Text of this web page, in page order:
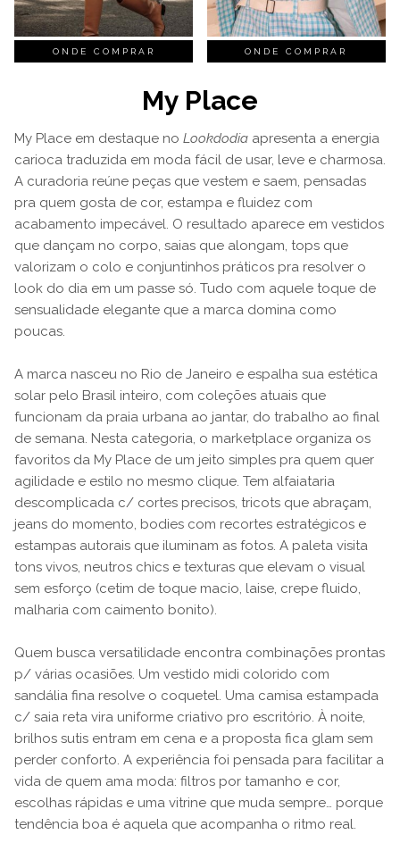
ONDE COMPRAR ONDE COMPRAR
My Place
My Place em destaque no Lookdodia apresenta a energia
carioca traduzida em moda fácil de usar, leve e charmosa.
A curadoria reúne peças que vestem e saem, pensadas
pra quem gosta de cor, estampa e fluidez com
acabamento impecável. O resultado aparece em vestidos
que dançam no corpo, saias que alongam, tops que
valorizam o colo e conjuntinhos práticos pra resolver o
look do dia em um passe só. Tudo com aquele toque de
sensualidade elegante que a marca domina como
poucas.
A marca nasceu no Rio de Janeiro e espalha sua estética
solar pelo Brasil inteiro, com coleções atuais que
funcionam da praia urbana ao jantar, do trabalho ao final
de semana. Nesta categoria, o marketplace organiza os
favoritos da My Place de um jeito simples pra quem quer
agilidade e estilo no mesmo clique. Tem alfaiataria
descomplicada c/ cortes precisos, tricots que abraçam,
jeans do momento, bodies com recortes estratégicos e
estampas autorais que iluminam as fotos. A paleta visita
tons vivos, neutros chics e texturas que elevam o visual
sem esforço (cetim de toque macio, laise, crepe fluido,
malharia com caimento bonito).
Quem busca versatilidade encontra combinações prontas
p/ várias ocasiões. Um vestido midi colorido com
sandália fina resolve o coquetel. Uma camisa estampada
c/ saia reta vira uniforme criativo pro escritório. À noite,
brilhos sutis entram em cena e a proposta fica glam sem
perder conforto. A experiência foi pensada para facilitar a
vida de quem ama moda: filtros por tamanho e cor,
escolhas rápidas e uma vitrine que muda sempre… porque
tendência boa é aquela que acompanha o ritmo real.